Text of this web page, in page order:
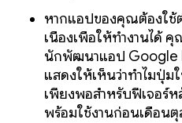
หากแอปของคุณต้องใ
เนื่องเพื่อให้ทำงานได้
นักพัฒนาแอป Google
แสดงให้เห็นว่าทำไมปุ่ม
เพียงพอสำหรับฟีเจอร์
พร้อมใช้งานก่อนเดือนตุ